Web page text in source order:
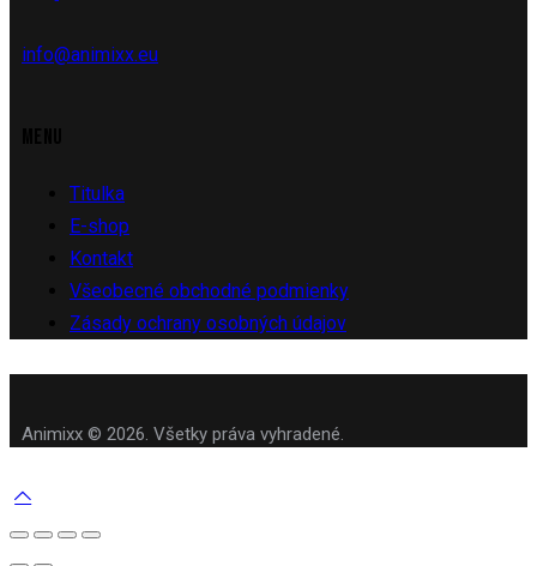
info@animixx.eu
Titulka
E-shop
Kontakt
Všeobecné obchodné podmienky
Zásady ochrany osobných údajov
Animixx © 2026. Všetky práva vyhradené.